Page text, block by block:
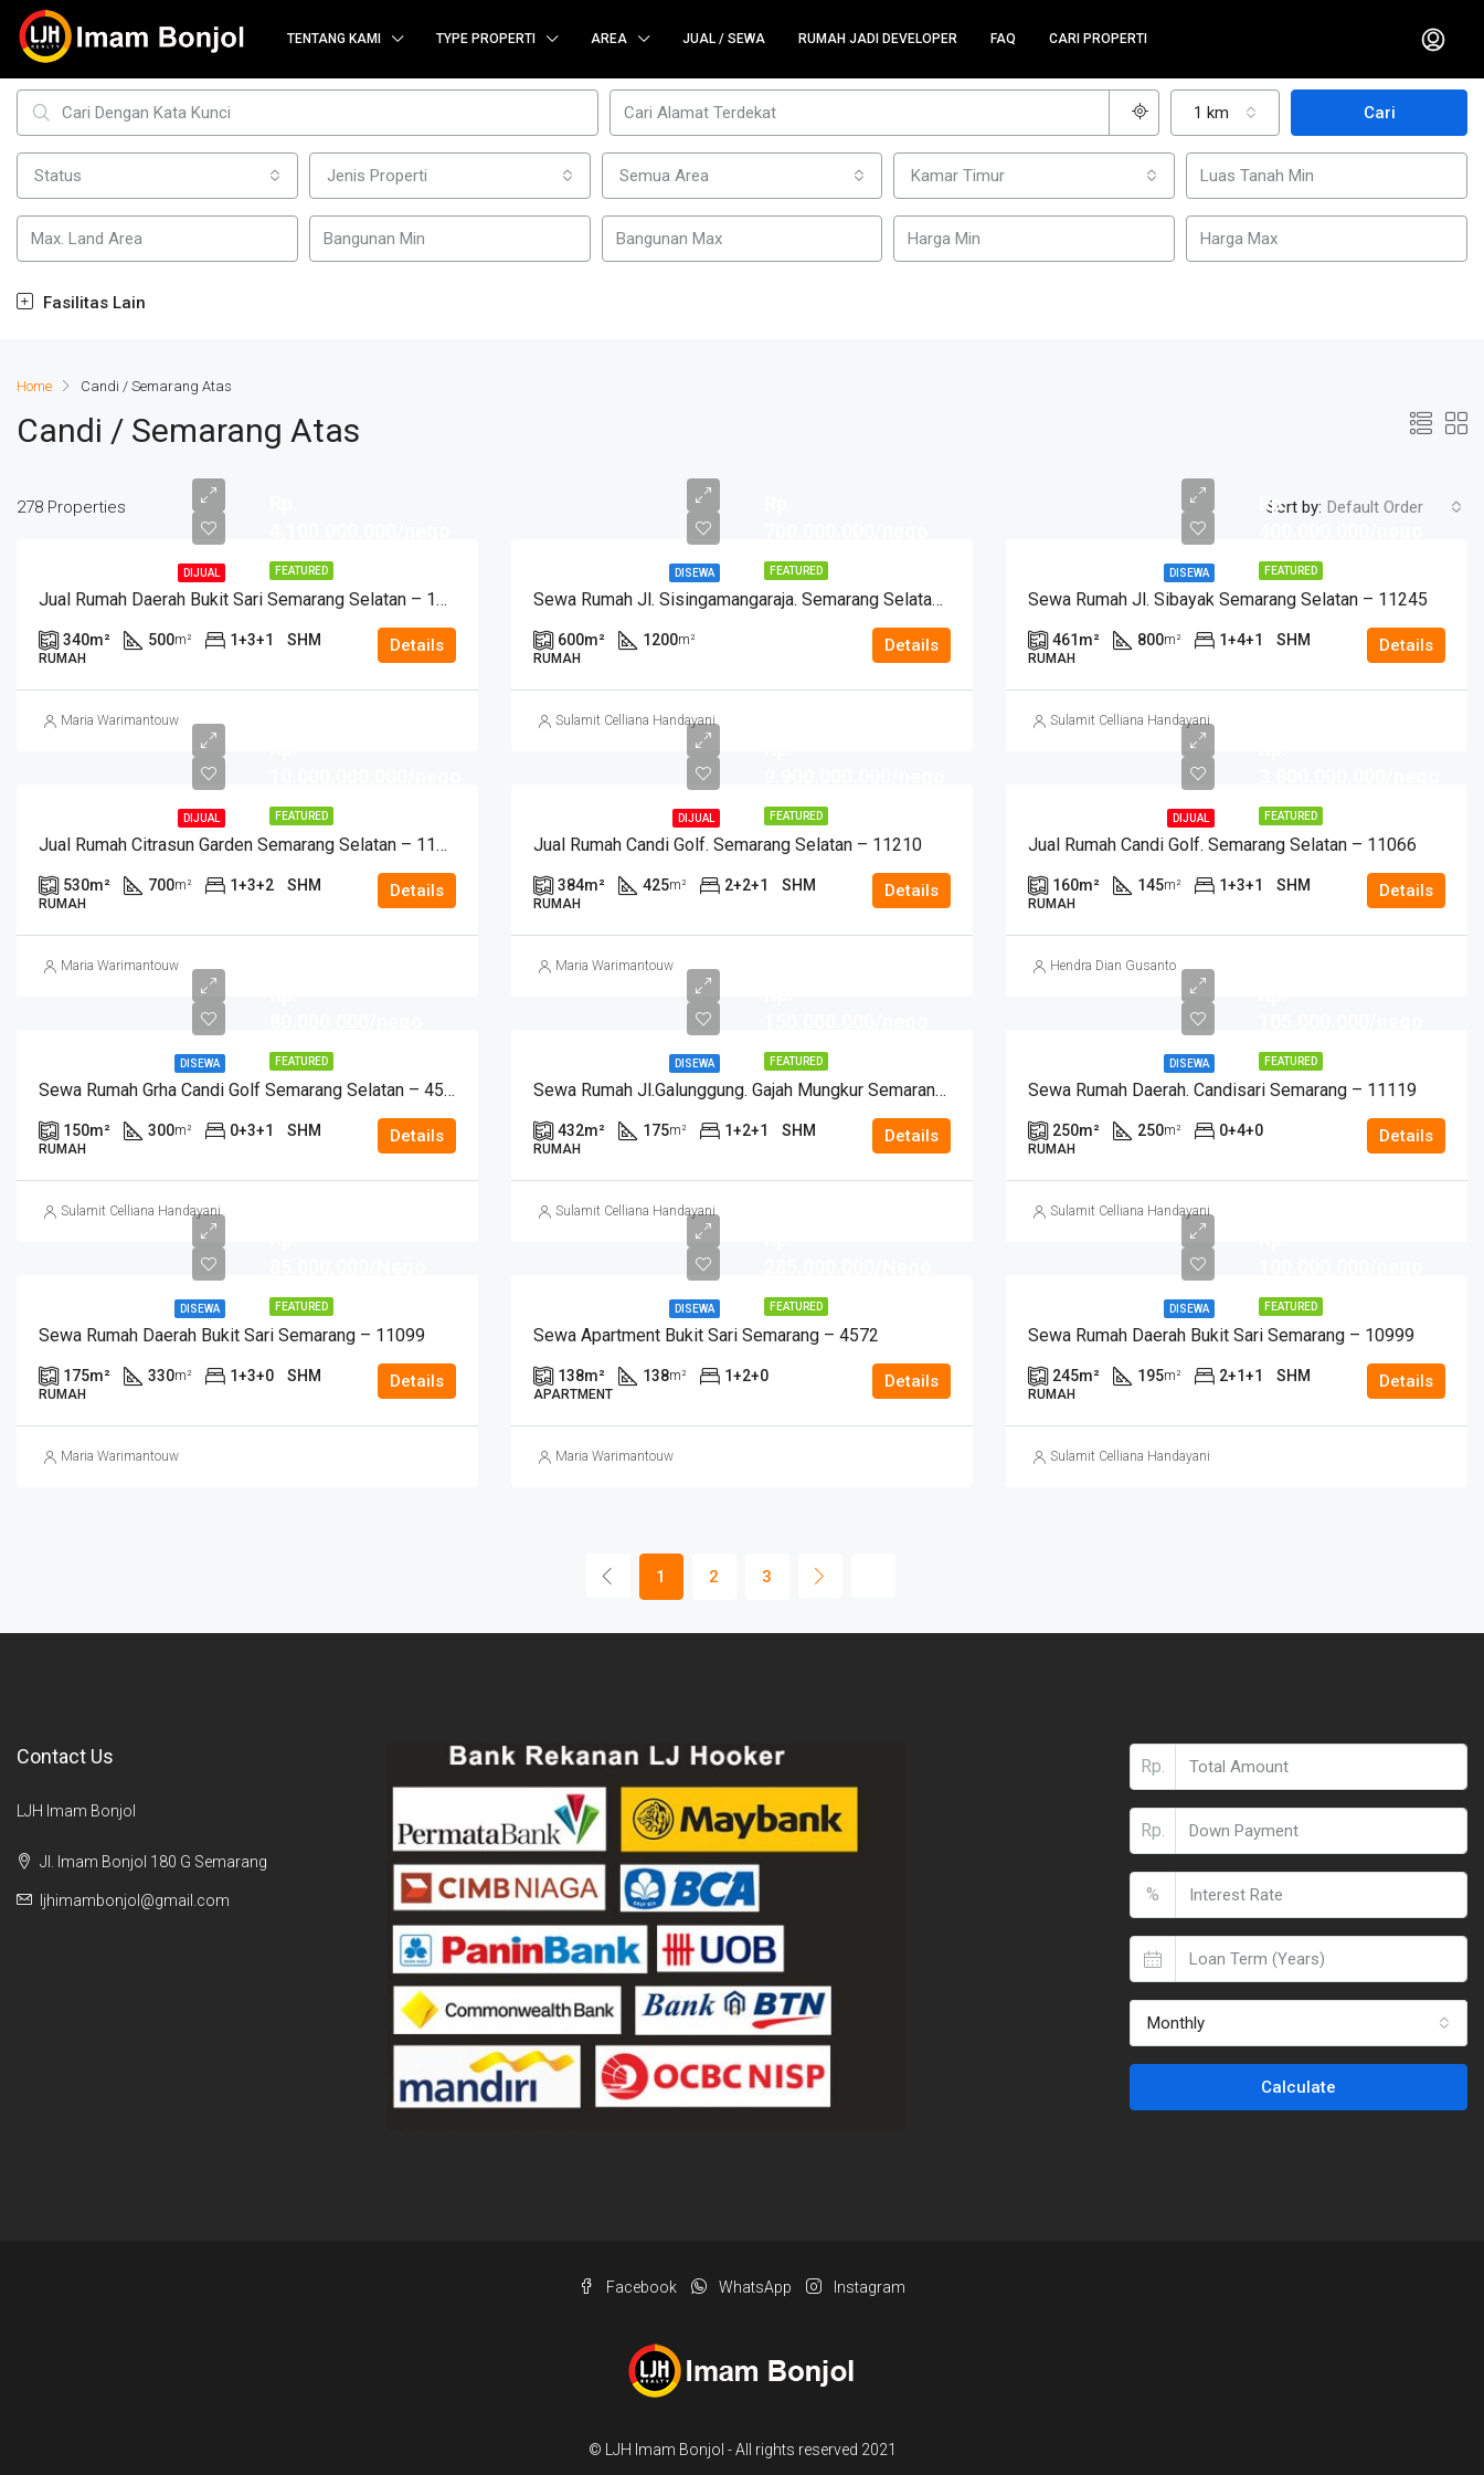
TENTANG KAMI TYPE PROPERTI AREA JUAL / SEWA RUMAH JADI DEVELOPER FAQ CARI PROPERTI
1 km Cari
Status Jenis Properti Semua Area Kamar Timur
Fasilitas Lain
Home Candi / Semarang Atas
Candi / Semarang Atas
278 Properties Sort by: Default Order
FEATURED
DIJUAL
Jual Rumah Daerah Bukit Sari Semarang Selatan – 11547
340m² 500m² 1+3+1 SHM
RUMAH
Details
Maria Warimantouw
FEATURED
DISEWA
Sewa Rumah Jl. Sisingamangaraja. Semarang Selatan – 11240
600m² 1200m²
RUMAH
Details
Sulamit Celliana Handayani
FEATURED
DISEWA
Rp.
Sewa Rumah Jl. Sibayak Semarang Selatan – 11245
461 m² 800m² 1+4+1 SHM
RUMAH
Details
Sulamit Celliana Handayani
FEATURED
DIJUAL
Jual Rumah Citrasun Garden Semarang Selatan – 11254
530m² 700m² 1+3+2 SHM
RUMAH
Details
Maria Warimantouw
FEATURED
DIJUAL
Jual Rumah Candi Golf. Semarang Selatan – 11210
384m² 425m² 2+2+1 SHM
RUMAH
Details
Maria Warimantouw
FEATURED
DIJUAL
Jual Rumah Candi Golf. Semarang Selatan – 11066
160m² 145m² 1+3+1 SHM
RUMAH
Details
Hendra Dian Gusanto
FEATURED
DISEWA
Sewa Rumah Grha Candi Golf Semarang Selatan – 4588
150m² 300m² 0+3+1 SHM
RUMAH
Details
Sulamit Celliana Handayani
FEATURED
DISEWA
Sewa Rumah Jl.Galunggung. Gajah Mungkur Semarang – 11090
432m² 175m² 1+2+1 SHM
RUMAH
Details
Sulamit Celliana Handayani
FEATURED
DISEWA
Sewa Rumah Daerah. Candisari Semarang – 11119
250m² 250m² 0+4+0
RUMAH
Details
Sulamit Celliana Handayani
FEATURED
DISEWA
Sewa Rumah Daerah Bukit Sari Semarang – 11099
175m² 330m² 1+3+0 SHM
RUMAH
Details
Maria Warimantouw
FEATURED
DISEWA
Sewa Apartment Bukit Sari Semarang – 4572
138m² 138m² 1+2+0
APARTMENT
Details
Maria Warimantouw
FEATURED
DISEWA
Sewa Rumah Daerah Bukit Sari Semarang – 10999
245m² 195m² 2+1+1 SHM
RUMAH
Details
Sulamit Celliana Handayani
1 2 3
Contact Us
LJH Imam Bonjol
Jl. Imam Bonjol 180 G Semarang
ljhimambonjol@gmail.com
Rp.
Rp.
%
Monthly
Calculate
Facebook WhatsApp Instagram
© LJH Imam Bonjol - All rights reserved 2021